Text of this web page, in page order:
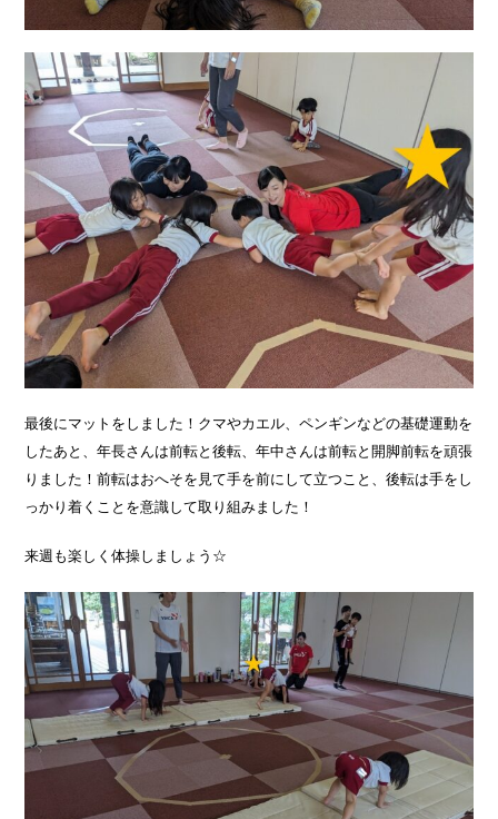
最後にマットをしました！クマやカエル、ペンギンなどの基礎運動を
したあと、年長さんは前転と後転、年中さんは前転と開脚前転を頑張
りました！前転はおへそを見て手を前にして立つこと、後転は手をし
っかり着くことを意識して取り組みました！
来週も楽しく体操しましょう☆